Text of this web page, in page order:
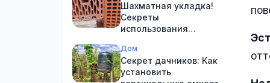
Шахматная укладка!
Секреты
использования
керамического блока
Дом
Секрет дачников: Как
установить